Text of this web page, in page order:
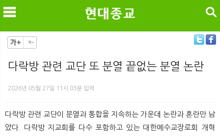
검색
다락방 관련 교단 또 분열 끝없는 분열 논란
2026년 05월 27일 11시 03분 입력
다락방 관련 교단이 분열과 통합을 지속하는 가운데 논란과 혼란만 남
았다. 다락방 지교회를 다수 포함하고 있는 대한예수교장로회 개혁